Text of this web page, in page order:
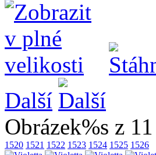
Další
Obrázek%s z 11
1520 1521 1522 1523 1524 1525 1526